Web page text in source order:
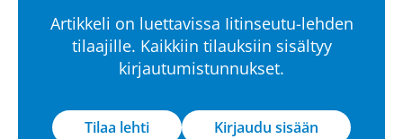
Artikkeli on luettavissa Iitinseutu-lehden
tilaajille. Kaikkiin tilauksiin sisältyy
kirjautumistunnukset.
Tilaa lehti Kirjaudu sisään